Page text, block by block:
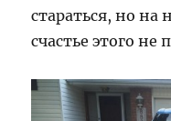
стараться, но на
счастье этого не